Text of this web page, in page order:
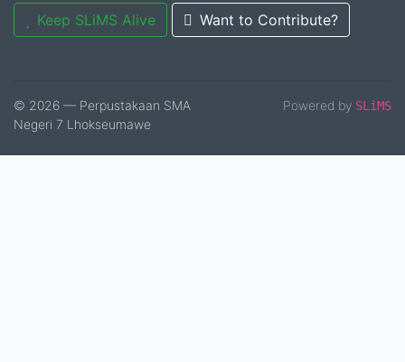
Keep SLiMS Alive Want to Contribute?
© 2026 — Perpustakaan SMA
Negeri 7 Lhokseumawe
Powered by SLiMS